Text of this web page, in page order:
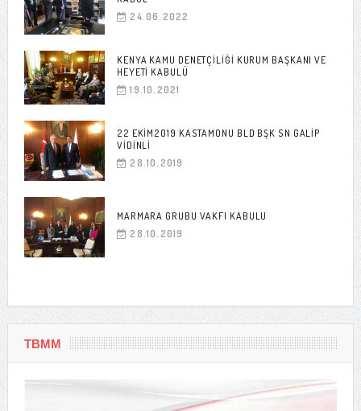
24.06.2022
KENYA KAMU DENETÇILIĞI KURUM BAŞKANI VE
HEYETI KABULÜ
19.10.2021
22 EKIM2019 KASTAMONU BLD BŞK SN GALIP
VIDINLI
28.10.2019
MARMARA GRUBU VAKFI KABULU
28.10.2019
TBMM